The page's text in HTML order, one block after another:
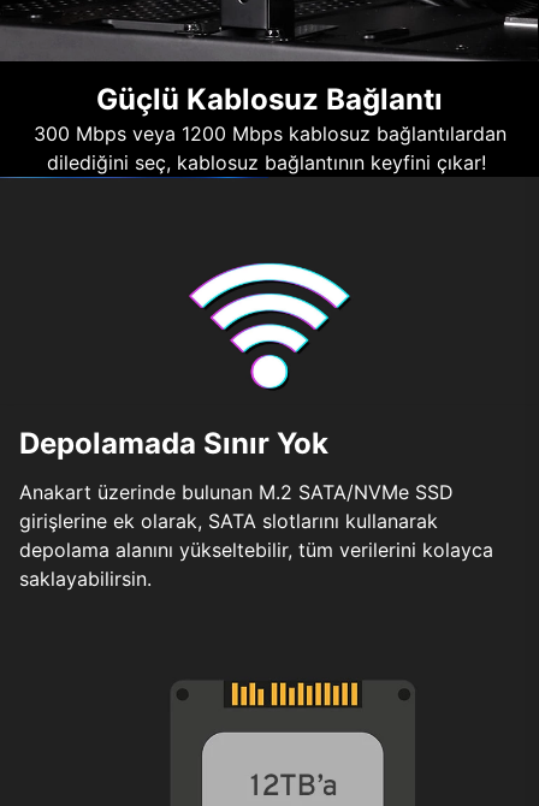
Güçlü Kablosuz Bağlantı
300 Mbps veya 1200 Mbps kablosuz bağlantılardan
dilediğini seç, kablosuz bağlantının keyfini çıkar!
Depolamada Sınır Yok
Anakart üzerinde bulunan M.2 SATA/NVMe SSD
girişlerine ek olarak, SATA slotlarını kullanarak
depolama alanını yükseltebilir, tüm verilerini kolayca
saklayabilirsin.